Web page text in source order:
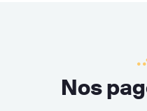
Nos